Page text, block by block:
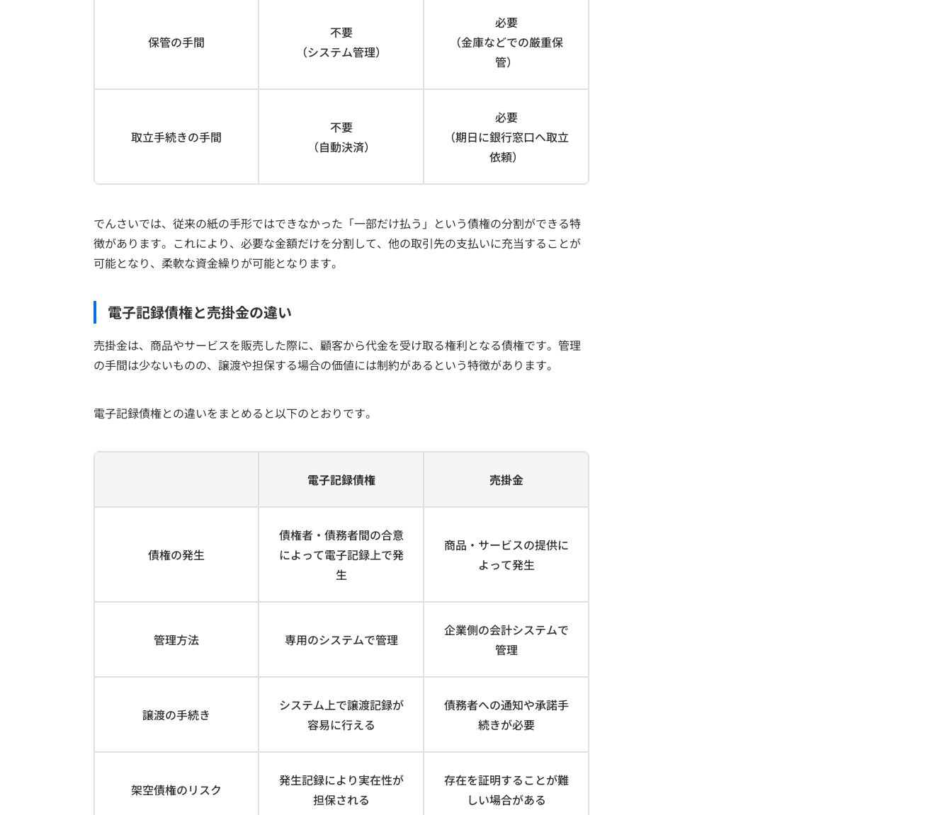
保管の手間
不要
（システム管理）
必要
（金庫などでの厳重保
管）
取立手続きの手間
不要
（自動決済）
必要
（期日に銀行窓口へ取立
依頼）
でんさいでは、従来の紙の手形ではできなかった「一部だけ払う」という債権の分割ができる特
徴があります。これにより、必要な金額だけを分割して、他の取引先の支払いに充当することが
可能となり、柔軟な資金繰りが可能となります。
電子記録債権と売掛金の違い
売掛金は、商品やサービスを販売した際に、顧客から代金を受け取る権利となる債権です。管理
の手間は少ないものの、譲渡や担保する場合の価値には制約があるという特徴があります。
電子記録債権との違いをまとめると以下のとおりです。
電子記録債権 売掛金
債権の発生
債権者・債務者間の合意
によって電子記録上で発
生
商品・サービスの提供に
よって発生
管理方法 専用のシステムで管理
企業側の会計システムで
管理
譲渡の手続き
システム上で譲渡記録が
容易に行える
債務者への通知や承諾手
続きが必要
架空債権のリスク
発生記録により実在性が
担保される
存在を証明することが難
しい場合がある